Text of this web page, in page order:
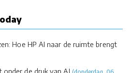
Hoe HP AI naar de ruimte brengt
onder de druk van AI